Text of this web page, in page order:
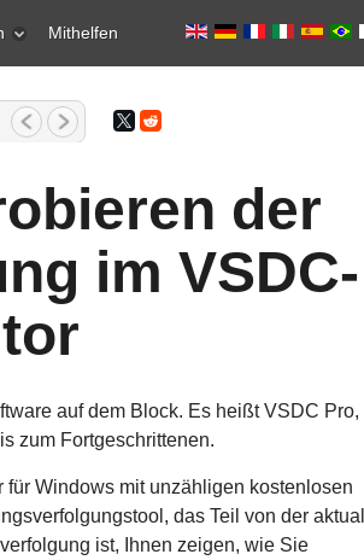
Mithelfen
der
im VSDC-
auf dem Block. Es heißt VSDC Pro,
zum Fortgeschrittenen.
Windows mit unzähligen kostenlosen
das Teil von der
ist, Ihnen zeigen, wie Sie